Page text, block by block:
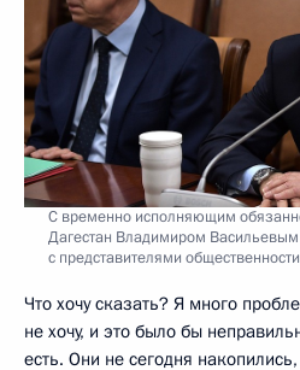
С временно исполняющим
Дагестан Владимиром Васильевым
с представителями
Что хочу сказать? Я много
не хочу, и это было бы
есть. Они не сегодня